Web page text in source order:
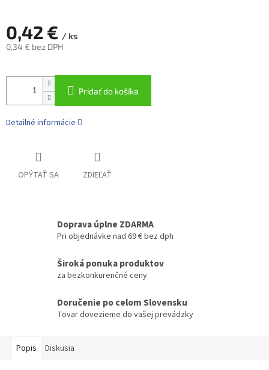
0,42 € / ks
0,34 € bez DPH
cena:
Pridať do košíka
Detailné informácie
OPÝTAŤ SA ZDIEĽAŤ
Doprava úplne ZDARMA
Pri objednávke nad 69 € bez dph
Široká ponuka produktov
za bezkonkurenčné ceny
Doručenie po celom Slovensku
Tovar dovezieme do vašej prevádzky
Popis Diskusia